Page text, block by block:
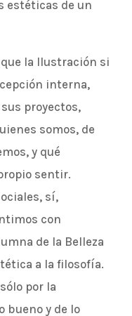
estéticas de un
la Ilustración si
interna,
proyectos,
somos, de
y qué
sentir.
sí,
con
de la Belleza
a la filosofía.
por la
bueno y de lo